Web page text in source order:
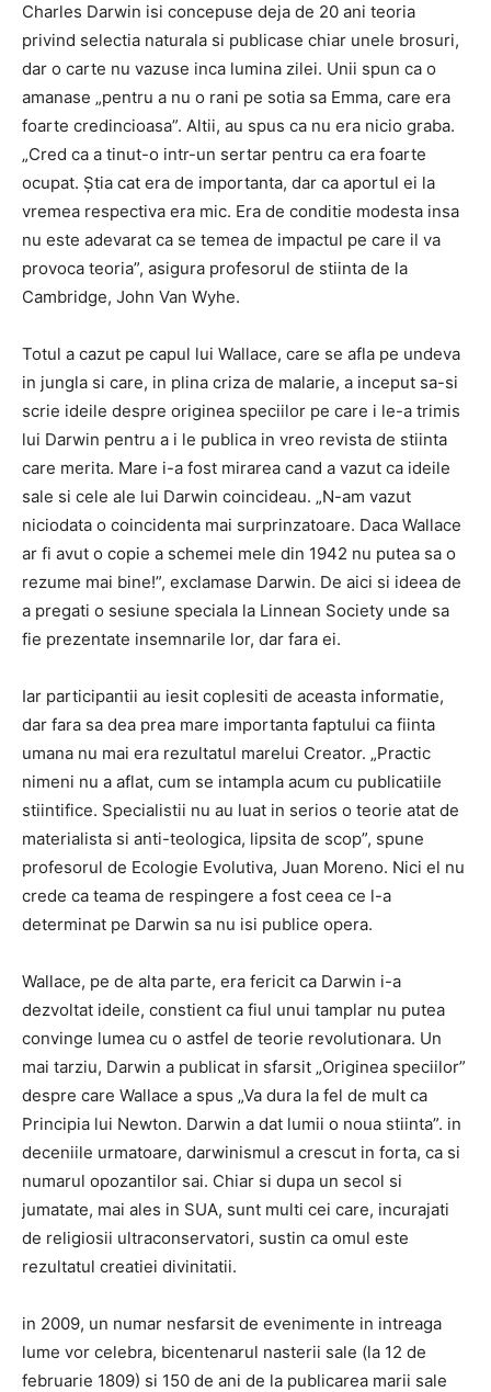
Charles Darwin isi concepuse deja de 20 ani teoria
privind selectia naturala si publicase chiar unele brosuri,
dar o carte nu vazuse inca lumina zilei. Unii spun ca o
amanase „pentru a nu o rani pe sotia sa Emma, care era
foarte credincioasa”. Altii, au spus ca nu era nicio graba.
„Cred ca a tinut-o intr-un sertar pentru ca era foarte
ocupat. Ştia cat era de importanta, dar ca aportul ei la
vremea respectiva era mic. Era de conditie modesta insa
nu este adevarat ca se temea de impactul pe care il va
provoca teoria”, asigura profesorul de stiinta de la
Cambridge, John Van Wyhe.
Totul a cazut pe capul lui Wallace, care se afla pe undeva
in jungla si care, in plina criza de malarie, a inceput sa-si
scrie ideile despre originea speciilor pe care i le-a trimis
lui Darwin pentru a i le publica in vreo revista de stiinta
care merita. Mare i-a fost mirarea cand a vazut ca ideile
sale si cele ale lui Darwin coincideau. „N-am vazut
niciodata o coincidenta mai surprinzatoare. Daca Wallace
ar fi avut o copie a schemei mele din 1942 nu putea sa o
rezume mai bine!”, exclamase Darwin. De aici si ideea de
a pregati o sesiune speciala la Linnean Society unde sa
fie prezentate insemnarile lor, dar fara ei.
Iar participantii au iesit coplesiti de aceasta informatie,
dar fara sa dea prea mare importanta faptului ca fiinta
umana nu mai era rezultatul marelui Creator. „Practic
nimeni nu a aflat, cum se intampla acum cu publicatiile
stiintifice. Specialistii nu au luat in serios o teorie atat de
materialista si anti-teologica, lipsita de scop”, spune
profesorul de Ecologie Evolutiva, Juan Moreno. Nici el nu
crede ca teama de respingere a fost ceea ce l-a
determinat pe Darwin sa nu isi publice opera.
Wallace, pe de alta parte, era fericit ca Darwin i-a
dezvoltat ideile, constient ca fiul unui tamplar nu putea
convinge lumea cu o astfel de teorie revolutionara. Un
mai tarziu, Darwin a publicat in sfarsit „Originea speciilor”
despre care Wallace a spus „Va dura la fel de mult ca
Principia lui Newton. Darwin a dat lumii o noua stiinta”. in
deceniile urmatoare, darwinismul a crescut in forta, ca si
numarul opozantilor sai. Chiar si dupa un secol si
jumatate, mai ales in SUA, sunt multi cei care, incurajati
de religiosii ultraconservatori, sustin ca omul este
rezultatul creatiei divinitatii.
in 2009, un numar nesfarsit de evenimente in intreaga
lume vor celebra, bicentenarul nasterii sale (la 12 de
februarie 1809) si 150 de ani de la publicarea marii sale